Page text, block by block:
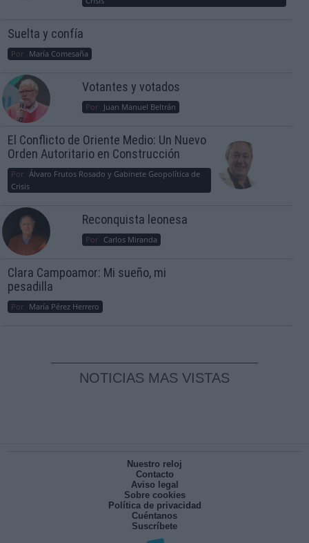
Suelta y confía
Por María Comesaña
Votantes y votados
Por Juan Manuel Beltrán
El Conflicto de Oriente Medio: Un Nuevo
Orden Autoritario en Construcción
Por Álvaro Frutos Rosado y Gabinete Geopolítica de
Crisis
Reconquista leonesa
Por Carlos Miranda
Clara Campoamor: Mi sueño, mi
pesadilla
Por María Pérez Herrero
NOTICIAS MAS VISTAS
Nuestro reloj
Contacto
Aviso legal
Sobre cookies
Política de privacidad
Cuéntanos
Suscríbete